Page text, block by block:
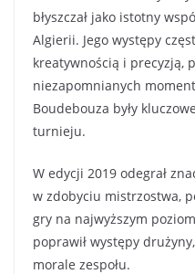
błyszczał jako istotny
Algierii. Jego występy
kreatywnością i precyzją,
niezapomnianych
Boudebouza były
turnieju.
W edycji 2019 odegrał
w zdobyciu mistrzostwa,
gry na najwyższym
poprawił występy
morale zespołu.